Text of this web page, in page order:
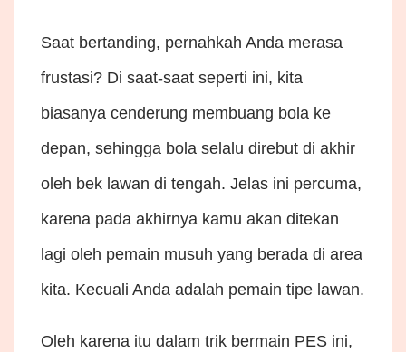
Saat bertanding, pernahkah Anda merasa
frustasi? Di saat-saat seperti ini, kita
biasanya cenderung membuang bola ke
depan, sehingga bola selalu direbut di akhir
oleh bek lawan di tengah. Jelas ini percuma,
karena pada akhirnya kamu akan ditekan
lagi oleh pemain musuh yang berada di area
kita. Kecuali Anda adalah pemain tipe lawan.
Oleh karena itu dalam trik bermain PES ini,